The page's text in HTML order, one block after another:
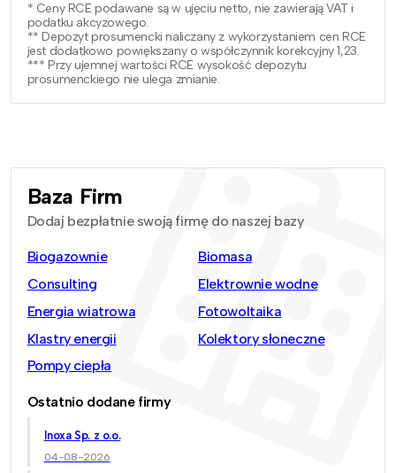
* Ceny RCE podawane są w ujęciu netto, nie zawierają VAT i
podatku akcyzowego.
** Depozyt prosumencki naliczany z wykorzystaniem cen RCE
jest dodatkowo powiększany o współczynnik korekcyjny 1,23.
*** Przy ujemnej wartości RCE wysokość depozytu
prosumenckiego nie ulega zmianie.
Baza Firm
Dodaj bezpłatnie swoją firmę do naszej bazy
Biogazownie
Biomasa
Consulting
Elektrownie wodne
Energia wiatrowa
Fotowoltaika
Klastry energii
Kolektory słoneczne
Pompy ciepła
Ostatnio dodane firmy
Inoxa Sp. z o.o.
04-08-2026